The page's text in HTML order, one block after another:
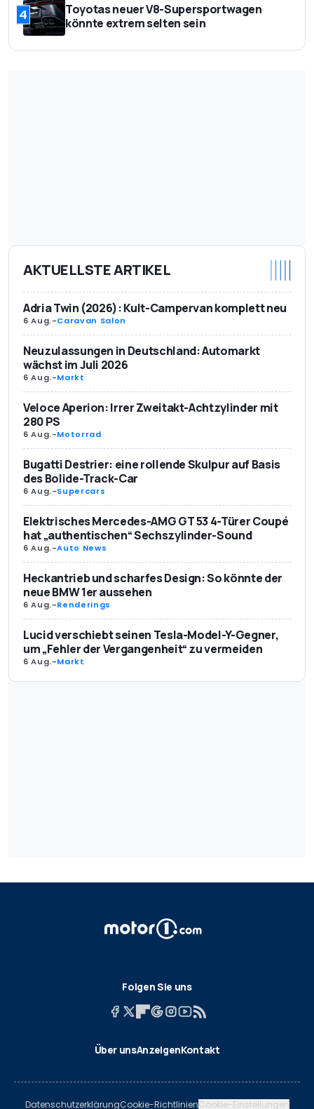
4
Toyotas neuer V8-Supersportwagen
könnte extrem selten sein
AKTUELLSTE ARTIKEL
Adria Twin (2026): Kult-Campervan komplett neu
6 Aug.-Caravan Salon
Neuzulassungen in Deutschland: Automarkt
wächst im Juli 2026
6 Aug.-Markt
Veloce Aperion: Irrer Zweitakt-Achtzylinder mit
280 PS
6 Aug.-Motorrad
Bugatti Destrier: eine rollende Skulpur auf Basis
des Bolide-Track-Car
6 Aug.-Supercars
Elektrisches Mercedes-AMG GT 53 4-Türer Coupé
hat „authentischen“ Sechszylinder-Sound
6 Aug.-Auto News
Heckantrieb und scharfes Design: So könnte der
neue BMW 1er aussehen
6 Aug.-Renderings
Lucid verschiebt seinen Tesla-Model-Y-Gegner,
um „Fehler der Vergangenheit“ zu vermeiden
6 Aug.-Markt
Folgen Sie uns
Über unsAnzeigenKontakt
DatenschutzerklärungCookie-RichtlinienCookie-Einstellungen